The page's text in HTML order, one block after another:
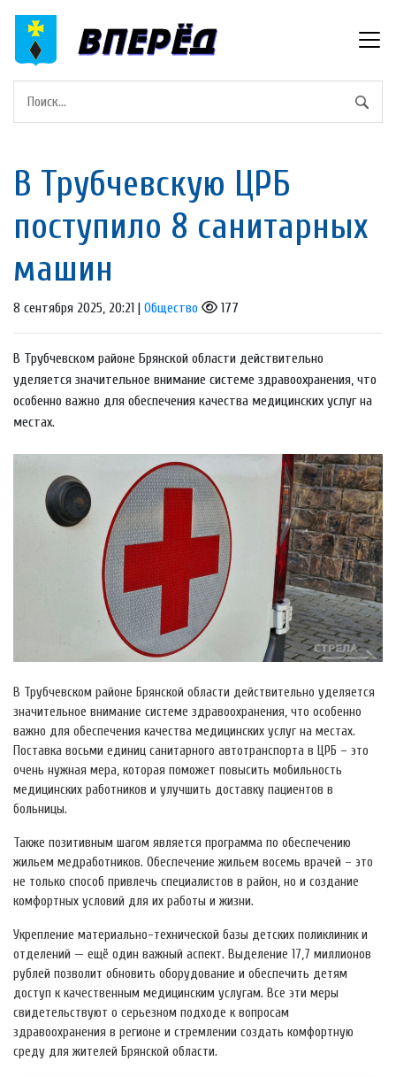
В Трубчевскую ЦРБ
поступило 8 санитарных
машин
8 сентября 2025, 20:21 | Общество 177
В Трубчевском районе Брянской области действительно
уделяется значительное внимание системе здравоохранения, что
особенно важно для обеспечения качества медицинских услуг на
местах.
В Трубчевском районе Брянской области действительно уделяется
значительное внимание системе здравоохранения, что особенно
важно для обеспечения качества медицинских услуг на местах.
Поставка восьми единиц санитарного автотранспорта в ЦРБ – это
очень нужная мера, которая поможет повысить мобильность
медицинских работников и улучшить доставку пациентов в
больницы.
Также позитивным шагом является программа по обеспечению
жильем медработников. Обеспечение жильем восемь врачей – это
не только способ привлечь специалистов в район, но и создание
комфортных условий для их работы и жизни.
Укрепление материально-технической базы детских поликлиник и
отделений — ещё один важный аспект. Выделение 17,7 миллионов
рублей позволит обновить оборудование и обеспечить детям
доступ к качественным медицинским услугам. Все эти меры
свидетельствуют о серьезном подходе к вопросам
здравоохранения в регионе и стремлении создать комфортную
среду для жителей Брянской области.